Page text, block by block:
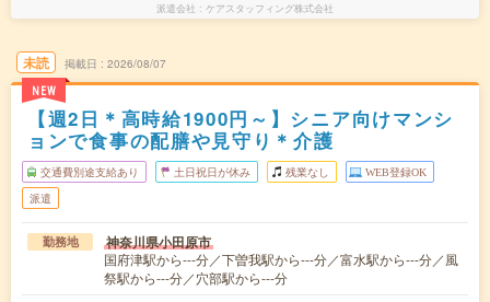
派遣会社 ケアスタッフィング株式会社
未読
NEW
掲載日 2026/08/07
【週2日＊高時給1900円～】シニア向けマンシ
ョンで食事の配膳や見守り＊介護
交通費別途支給あり 土日祝日が休み 残業なし WEB登録OK
派遣
勤務地 神奈川県小田原市
国府津駅から---分／下曽我駅から---分／富水駅から---分／風
祭駅から---分／穴部駅から---分